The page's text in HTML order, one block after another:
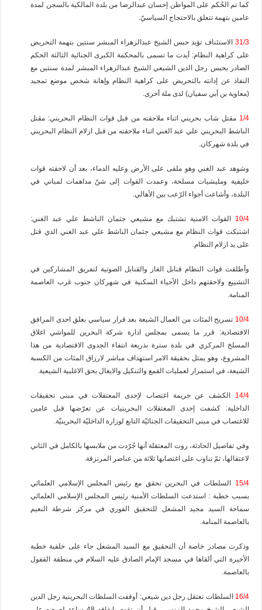
كما تم الحُكم على المواطن إحسان عبدالرضا من بلدة المالكية بالسجن لمدة
عامين بتهمة تتعلق بالاحتجاج السياسيّ.
31/3 الاستئناف تؤيد حبس الشيخ عبدالزهراء المبشر سنتين بتهمة التحريض
على كراهية النظام: أيدت ما تسمى بالمحكمة الكبرى الجنائية الثالثة الحكم
الصادر بحبس رجل الدين الشيعي الشيخ عبدالزهراء المبشر لمدة سنتين مع
النفاذ عن إدانته بالتحريض على كراهية النظام وإهانة شخص موضع تمجيد
(معاوية بن أبي سفيان) لدى ملة أخرى.
1/4 مقتل شاب بحريني اثناء ملاحقته من قبل قوات النظام البحريني: مقتل
الناشط البحريني علي عبد الغني اثناء ملاحقته من قبل ازلام النظام البحريني
في بلدة شهركان.
وشوهد عبد الغني وهو ملقى على الأرض وعليه الدماء، بعد أن لاحقته قوات
خليفية ومليشيات مسلحة، وعمدت القوات إلى شنّ مداهمات لمباني في
البلدة، وأشاعت أجواء الرّعب بين الأهالي.
10/4 القوات الامنية تشتبك مع مشيعي جثمان الناشط علي عبد الغني:
اشتبكت قوات النظام مع مشيعي جثمان الناشط علي عبد الغني الذي قتل
على يد ازلام النظام.
وأطلقت قوات النظام قنابل الغاز والقنابل الصوتية لتفريق المشاركين في
التشييع ولاحقتهم داخل الأحياء السكنية في شهركان جنوب غرب العاصمة
المنامة.
10/4 تسريح المئات من العمال الشيعة بعد قرار سياسي بغلق احدى المرافق
الاقتصادية: قرر ما يسمى بمجلس ادارة شركة البحرين للمواشي اغلاق
المسلخ المركزي في بلدة سترة بذريعة انتفاء الجدوى الاقتصادية من هذا
المشروع، وهو يمثل بحقيقة الامر استهداف مباشر لارزاق المئات من الكسبة
الشيعة، في استمرار لعمليات القمع والتنكيل والايغال بحق الاغلبية الشيعية.
14/4 الكشف عن جريمة اغتصاب لإحدى المعتقلات في مبنى تحقيقات
الداخلية: كشفت إحدى المعتقلات البحرينيات عن تعرّضها قبل عامين
للاغتصاب في مبنى التحقيقات الجنائيّة التابع لوزارة الداخليّة البحرينيّة.
وفي تفاصيل الحادثة، روت المعتقلة أنها جُرّدت من ملابسها بالكامل في الثاني
لاعتقالها، ثمّ تناوب على اغتصابها ثلاثة من عناصر المرتزقة.
15/4 السلطات في البحرين تحقق مع رئيس المجلس الإسلامي العلمائي
بسبب خطبة : استدعت السلطات الأمنية رئيس المجلس الإسلامي العلمائي
سماحة السيد مجيد المشعل للتحقيق الفوري في مركز شرطة النعيم
بالعاصمة المنامة.
وذكرت مصادر خاصة أن التحقيق مع السيد المشعل جاء على خلفية خطبة
الأخيرة التي ألقاها في مسجد الإمام الصادق عليه السلام في منطقة القفول
بالعاصمة.
16/4 السلطات تعتقل رجل دين شيعي: أوقفت السلطات البحرينية رجل الدين